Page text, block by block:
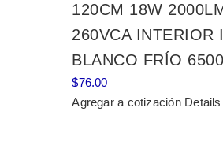
120CM 18W
260VCA INTERIOR
BLANCO FRÍO
$76.00
Agregar a cotización Details